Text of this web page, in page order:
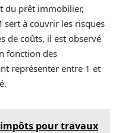
du prêt immobilier,
sert à couvrir les risques
de coûts, il est observé
fonction des
représenter entre 1 et
pour travaux